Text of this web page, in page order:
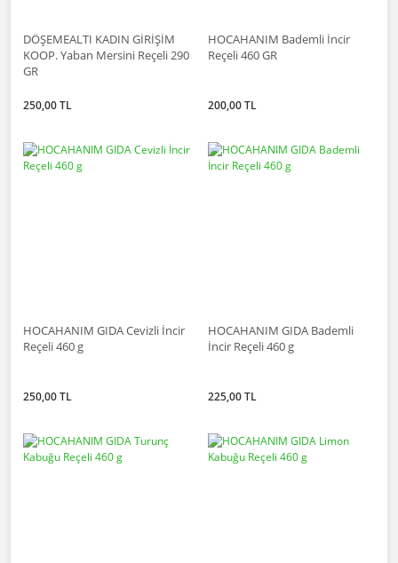
DÖŞEMEALTI KADIN GİRİŞİM
KOOP. Yaban Mersini Reçeli 290
GR
250,00 TL
HOCAHANIM Bademli İncir
Reçeli 460 GR
200,00 TL
HOCAHANIM GIDA Cevizli İncir
Reçeli 460 g
250,00 TL
HOCAHANIM GIDA Bademli
İncir Reçeli 460 g
225,00 TL